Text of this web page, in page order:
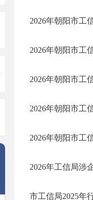
2026年朝阳市工
2026年朝阳市工
2026年朝阳市工
2026年朝阳市工
2026年朝阳市工
2026年工信局涉
市工信局2025年